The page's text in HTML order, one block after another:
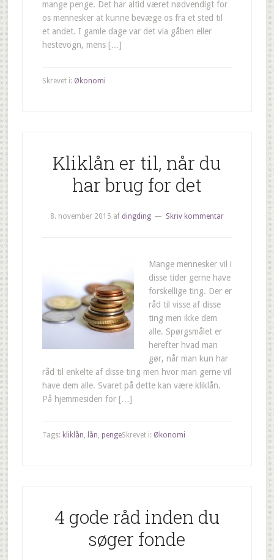
mange penge. Det har altid været nødvendigt for
os mennesker at kunne bevæge os fra et sted til
et andet. I gamle dage var det via gåben eller
hestevogn, mens […]
Skrevet i: Økonomi
Kliklån er til, når du
har brug for det
8. november 2015 af dingding Skriv kommentar
Mange mennesker vil i
disse tider gerne have
forskellige ting. Der er
råd til visse af disse
ting men ikke dem
alle. Spørgsmålet er
herefter hvad man
gør, når man kun har
råd til enkelte af disse ting men hvor man gerne vil
have dem alle. Svaret på dette kan være kliklån.
På hjemmesiden for […]
Skrevet i: Økonomi
Tags: kliklån, lån, penge
4 gode råd inden du
søger fonde